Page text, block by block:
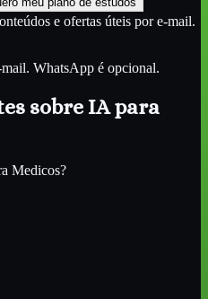
e ofertas úteis por e-mail.
WhatsApp é opcional.
sobre IA para
Medicos?